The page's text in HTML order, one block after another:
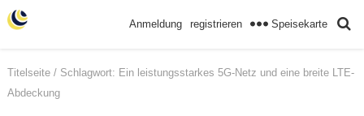
Anmeldung registrieren Speisekarte
Titelseite/ Schlagwort: Ein leistungsstarkes 5G-Netz und eine breite LTE-
Abdeckung